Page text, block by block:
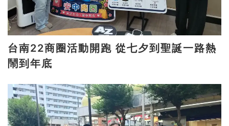
台南22商圈活動開跑 從七夕到聖誕一路熱
鬧到年底